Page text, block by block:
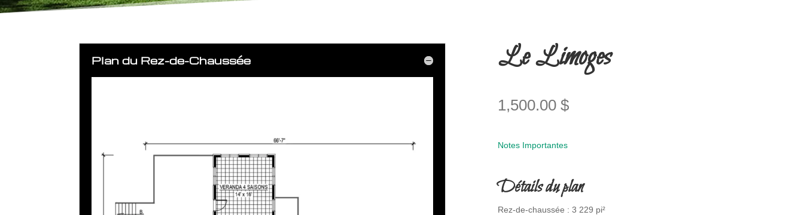
Plan du Rez-de-Chaussée Le Limoges
1,500.00 $
Notes Importantes
Détails du plan
Rez-de-chaussée : 3 229 pi²